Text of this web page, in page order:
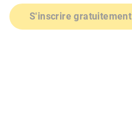
S'inscrire gratuitement